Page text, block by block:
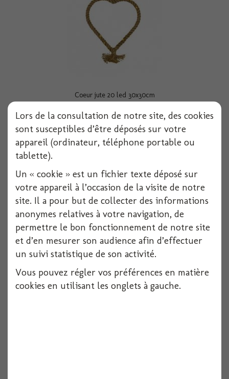
Coeur jute 20 led 30x30cm
Voir
Lors de la consultation de notre site, des cookies
sont susceptibles d’être déposés sur votre
appareil (ordinateur, téléphone portable ou
tablette).
Un « cookie » est un fichier texte déposé sur
votre appareil à l’occasion de la visite de notre
site. Il a pour but de collecter des informations
anonymes relatives à votre navigation, de
permettre le bon fonctionnement de notre site
et d’en mesurer son audience afin d’effectuer
un suivi statistique de son activité.
Vous pouvez régler vos préférences en matière
cookies en utilisant les onglets à gauche.